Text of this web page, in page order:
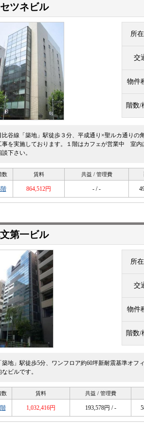
ツネビル
所
交
物件
階数/
比谷線「築地」駅徒歩３分、平成通り×聖ルカ通りの
事を実施しております。１階はカフェが営業中 室
談下さい。
数 賃料 共益 / 管理費
864,512円 - / -
第一ビル
所
交
物件
階数/
築地」駅徒歩5分、ワンフロア約60坪新耐震基準オフ
なビルです。
数 賃料 共益 / 管理費
1,032,416円 193,578円 / -